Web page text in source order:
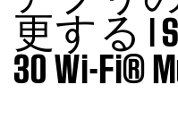
更する |
30 Wi-Fi®